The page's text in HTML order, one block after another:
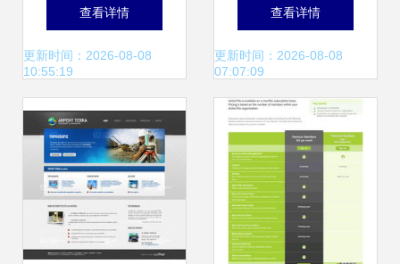
字化形象的专业之
道
查看详情
更新时间：2026-08-08
10:55:19
工程解决方案
查看详情
更新时间：2026-08-08
07:07:09